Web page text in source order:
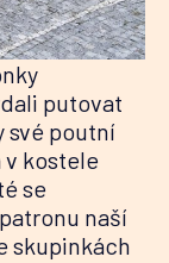
putovat
své poutní
v kostele
se
naší
skupinkách